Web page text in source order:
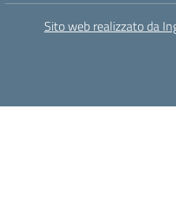
Sito web realizzato da